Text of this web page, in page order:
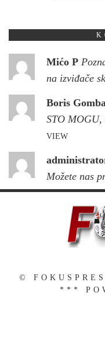
Mićo P
na izviđače
Boris
STO
VIEW
Možete nas
©
***